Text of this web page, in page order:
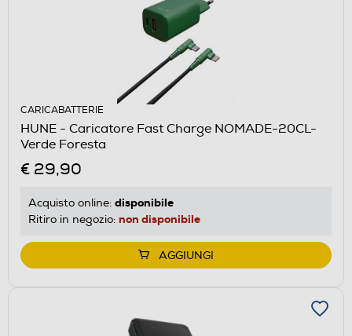
CARICABATTERIE
HUNE - Caricatore Fast Charge NOMADE-20CL-
Verde Foresta
€ 29,90
Acquisto online: disponibile
Ritiro in negozio: non disponibile
AGGIUNGI